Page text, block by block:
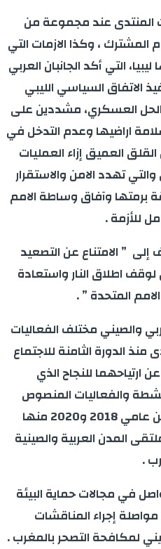
المنتدى عند مجموعة من
المشترك ، وكذا الازمات التي
التي أكد الجانبان العربي
الاتفاق السياسي الليبي
العسكري، مشددين على
اراضيها وعدم التدخل في
العميق إزاء العمليات
تهدد الامن والاستقرار
برمتها وآفاق وساطة الامم
للأزمة .
إلى ” الامتناع عن التصعيد
اطلاق النار واستعادة
المتحدة ” .
والصيني مختلف الفعاليات
منذ الدورة الثامنة للاجتماع
ارتياحهما للنجاح الذي
والفعاليات المنصوص
عليها في البرنامج التنفيذي بين عامي 2018 و2020 منها
المدن العربية والصينية
في مجالات حماية البيئة
إجراء المناقشات
لمكافحة التصحر بالمغرب .